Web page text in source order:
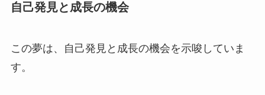
自己発見と成長の機会
この夢は、自己発見と成長の機会を示唆していま
す。